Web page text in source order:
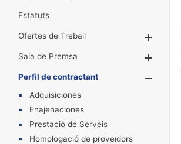
Estatuts
Ofertes de Treball
Sala de Premsa
Perfil de contractant
Adquisiciones
Enajenaciones
Prestació de Serveis
Homologació de proveïdors